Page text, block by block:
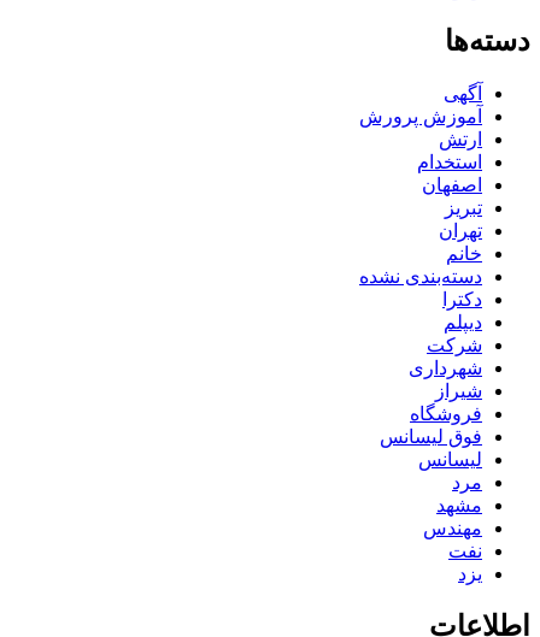
دسته‌ها
آگهی
آموزش پرورش
ارتش
استخدام
اصفهان
تبریز
تهران
خانم
دسته‌بندی نشده
دکترا
دیپلم
شرکت
شهرداری
شیراز
فروشگاه
فوق لیسانس
لیسانس
مرد
مشهد
مهندس
نفت
یزد
اطلاعات